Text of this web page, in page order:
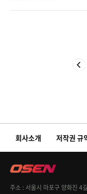
회사소개 저작권 규
주소
서울시 마포구 양화진